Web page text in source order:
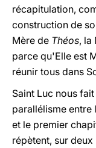
récapitulation,
construction de
Mère de Théos, la
parce qu'Elle est
réunir tous dans
Saint Luc nous
parallélisme entre
et le premier
répètent, sur